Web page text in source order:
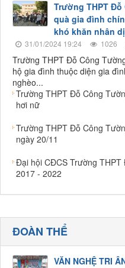
Trường THPT
quà gia đình
khó khăn nhân
31/01/2024 19:24 1026
Trường THPT Đỗ Công
hộ gia đình thuộc diện gia
nghèo...
Trường THPT Đỗ Công
hơi nữ
Trường THPT Đỗ Công
ngày 20/11
Đại hội CĐCS Trường
2017 - 2022
ĐOÀN THỂ
VĂN NGHỆ TRI